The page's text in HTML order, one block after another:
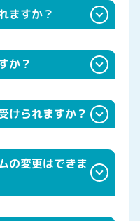
ますか？
か？
けられますか？
の変更はできま